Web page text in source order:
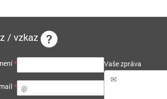
/ vzkaz
*
*
Vaše zpráva